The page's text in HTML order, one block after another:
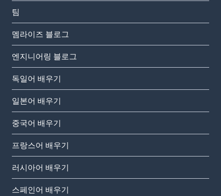
팀
멤라이즈 블로그
엔지니어링 블로그
독일어 배우기
일본어 배우기
중국어 배우기
프랑스어 배우기
러시아어 배우기
스페인어 배우기